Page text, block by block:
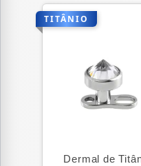
TITÂNIO
Dermal de